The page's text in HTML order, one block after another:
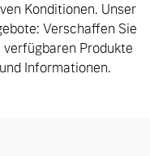
Konditionen. Unser
Verschaffen Sie
Produkte
Informationen.